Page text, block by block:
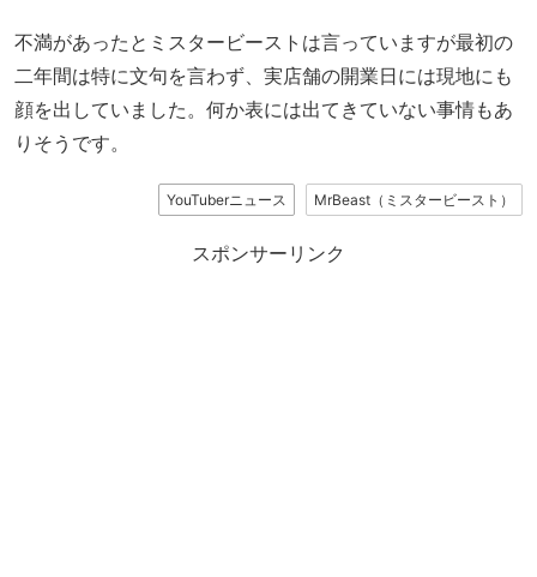
不満があったとミスタービーストは言っていますが最初の
二年間は特に文句を言わず、実店舗の開業日には現地にも
顔を出していました。何か表には出てきていない事情もあ
りそうです。
YouTuberニュース MrBeast（ミスタービースト）
スポンサーリンク